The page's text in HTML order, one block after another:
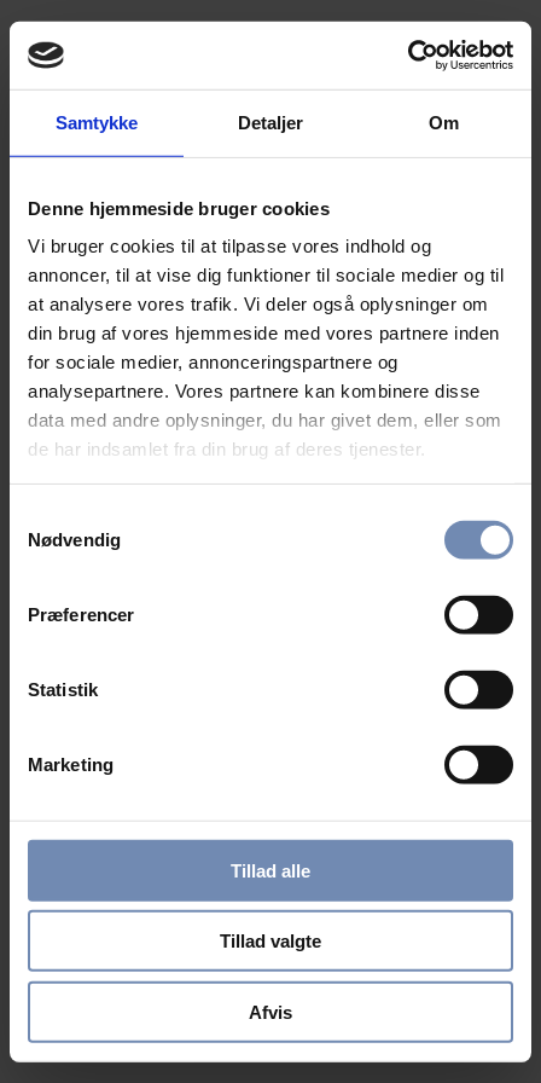
Samtykke Detaljer Om
Denne hjemmeside bruger cookies
Vi bruger cookies til at tilpasse vores indhold og
annoncer, til at vise dig funktioner til sociale medier og til
at analysere vores trafik. Vi deler også oplysninger om
din brug af vores hjemmeside med vores partnere inden
for sociale medier, annonceringspartnere og
analysepartnere. Vores partnere kan kombinere disse
data med andre oplysninger, du har givet dem, eller som
de har indsamlet fra din brug af deres tjenester.
Nødvendig
Præferencer
Statistik
Marketing
Tillad alle
Tillad valgte
Afvis